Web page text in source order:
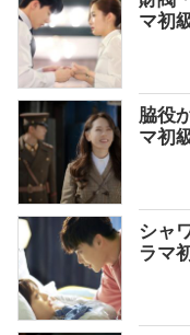
マ初
脇役
マ初
シャ
ラマ